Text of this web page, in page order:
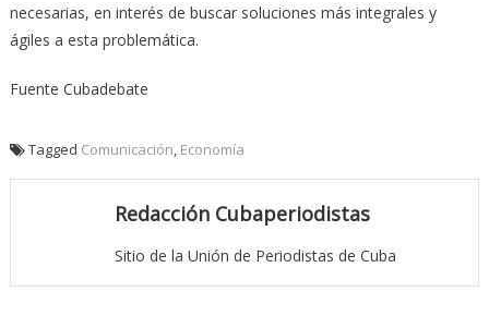
necesarias, en interés de buscar soluciones más integrales y
ágiles a esta problemática.
Fuente Cubadebate
Tagged Comunicación, Economía
Redacción Cubaperiodistas
Sitio de la Unión de Periodistas de Cuba